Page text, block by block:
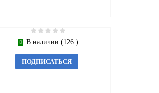
В наличии (126 )
ПОДПИСАТЬСЯ